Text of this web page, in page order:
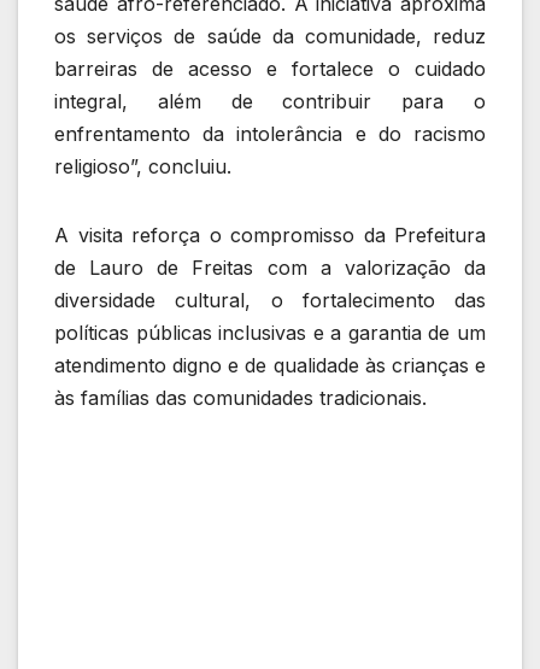
os serviços de saúde da comunidade, reduz
barreiras de acesso e fortalece o cuidado
integral, além de contribuir para o
enfrentamento da intolerância e do racismo
religioso”, concluiu.
A visita reforça o compromisso da Prefeitura
de Lauro de Freitas com a valorização da
diversidade cultural, o fortalecimento das
políticas públicas inclusivas e a garantia de um
atendimento digno e de qualidade às crianças e
às famílias das comunidades tradicionais.